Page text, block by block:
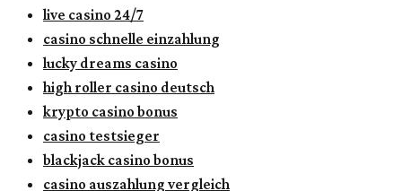
live casino 24/7
casino schnelle einzahlung
lucky dreams casino
high roller casino deutsch
krypto casino bonus
casino testsieger
blackjack casino bonus
casino auszahlung vergleich